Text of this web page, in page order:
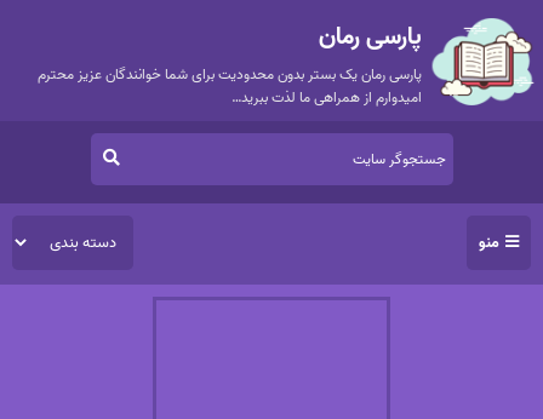
پارسی رمان
پارسی رمان یک بستر بدون محدودیت برای شما خوانندگان عزیز محترم
امیدوارم از همراهی ما لذت ببرید…
منو